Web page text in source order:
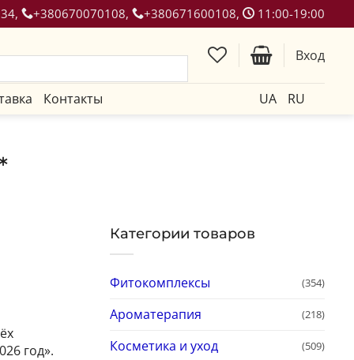
+380670070108, +380671600108, 11:00-19:00
Вход
Контакты UA RU
Категории товаров
Фитокомплексы (354)
Ароматерапия (218)
Косметика и уход (509)
год».